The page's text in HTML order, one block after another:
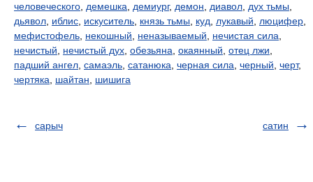
человеческого демешка демиург, демон диавол дух тьмы
дьявол иблис искуситель князь тьмы куд лукавый люцифер
мефистофель некошный неназываемый нечистая сила
нечистый
нечистый дух обезьяна окаянный отец лжи
падший ангел самаэль сатанюка черная сила черный черт,
чертяка
шайтан шишига
сарыч сатин